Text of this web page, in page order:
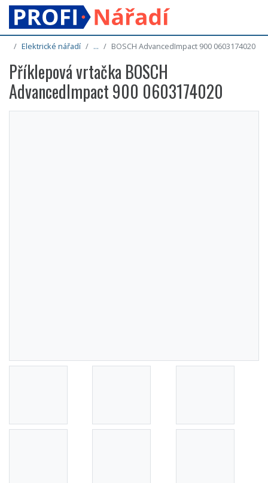
Elektrické nářadí ... BOSCH AdvancedImpact 900 0603174020
Příklepová vrtačka BOSCH
AdvancedImpact 900 0603174020